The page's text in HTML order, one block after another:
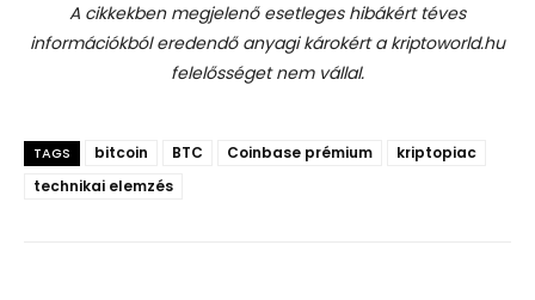
A cikkekben megjelenő esetleges hibákért téves
információkból eredendő anyagi károkért a kriptoworld.hu
felelősséget nem vállal.
TAGS bitcoin BTC Coinbase prémium
kriptopiac
technikai elemzés